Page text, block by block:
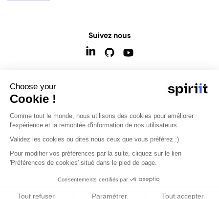
Suivez nous
sur mesure
Choose your
Cookie !
Comme tout le monde, nous utilisons des cookies pour améliorer
l'expérience et la remontée d'information de nos utilisateurs.
Validez les cookies ou dites nous ceux que vous préférez :)
Pour modifier vos préférences par la suite, cliquez sur le lien
'Préférences de cookies' situé dans le pied de page.
Consentements certifiés par
Tout refuser Paramétrer Tout accepter